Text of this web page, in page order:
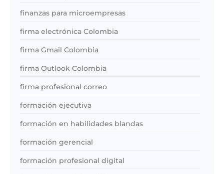
finanzas para microempresas
firma electrónica Colombia
firma Gmail Colombia
firma Outlook Colombia
firma profesional correo
formación ejecutiva
formación en habilidades blandas
formación gerencial
formación profesional digital